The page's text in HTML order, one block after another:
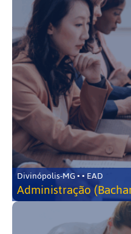
Divinópolis-MG • • EAD
Administração